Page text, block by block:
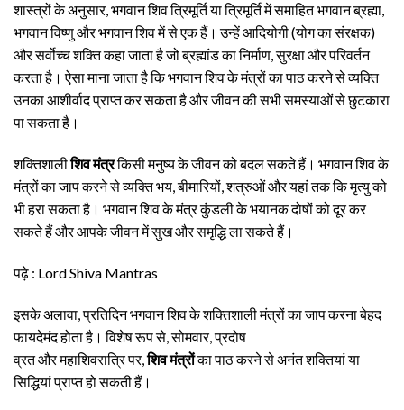
शास्त्रों के अनुसार, भगवान शिव त्रिमूर्ति या त्रिमूर्ति में समाहित भगवान ब्रह्मा,
भगवान विष्णु और भगवान शिव में से एक हैं। उन्हें आदियोगी (योग का संरक्षक)
और सर्वोच्च शक्ति कहा जाता है जो ब्रह्मांड का निर्माण, सुरक्षा और परिवर्तन
करता है। ऐसा माना जाता है कि भगवान शिव के मंत्रों का पाठ करने से व्यक्ति
उनका आशीर्वाद प्राप्त कर सकता है और जीवन की सभी समस्याओं से छुटकारा
पा सकता है।
शक्तिशालीशिव मंत्रकिसी मनुष्य के जीवन को बदल सकते हैं। भगवान शिव के
मंत्रों का जाप करने से व्यक्ति भय, बीमारियों, शत्रुओं और यहां तक ​​कि मृत्यु को
भी हरा सकता है। भगवान शिव के मंत्र कुंडली के भयानक दोषों को दूर कर
सकते हैं और आपके जीवन में सुख और समृद्धि ला सकते हैं।
पढ़े : Lord Shiva Mantras
इसके अलावा, प्रतिदिन भगवान शिव के शक्तिशाली मंत्रों का जाप करना बेहद
फायदेमंद होता है। विशेष रूप से, सोमवार, प्रदोष
व्रत और महाशिवरात्रि पर,शिव मंत्रोंका पाठ करने से अनंत शक्तियां या
सिद्धियां प्राप्त हो सकती हैं।